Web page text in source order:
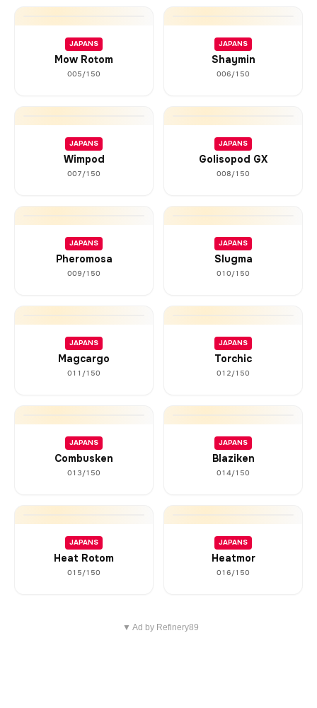
JAPANS
Mow Rotom
005/150
JAPANS
Shaymin
006/150
JAPANS
Wimpod
007/150
JAPANS
Golisopod GX
008/150
JAPANS
Pheromosa
009/150
JAPANS
Slugma
010/150
JAPANS
Magcargo
011/150
JAPANS
Torchic
012/150
JAPANS
Combusken
013/150
JAPANS
Blaziken
014/150
JAPANS
Heat Rotom
015/150
JAPANS
Heatmor
016/150
▼ Ad by Refinery89